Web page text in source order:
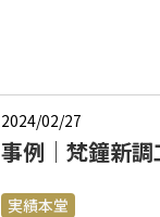
2024/02/27
事例｜梵鐘新
実績本堂